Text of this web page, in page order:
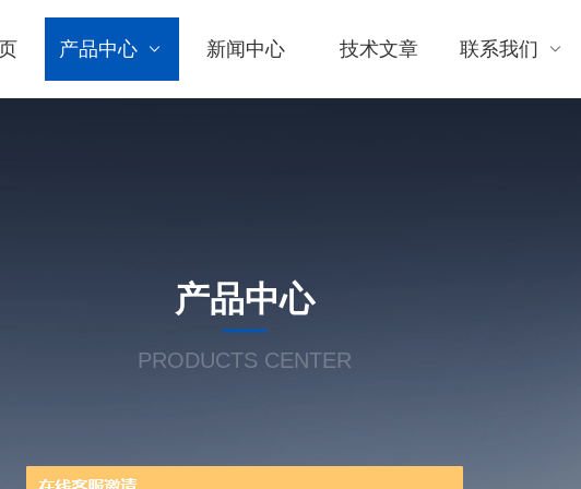
产品中心 新闻中心 技术文章 联系我们
产品中心
PRODUCTS CENTER